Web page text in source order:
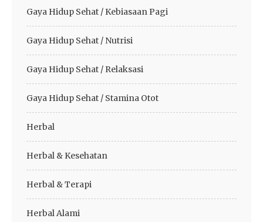
Gaya Hidup Sehat / Kebiasaan Pagi
Gaya Hidup Sehat / Nutrisi
Gaya Hidup Sehat / Relaksasi
Gaya Hidup Sehat / Stamina Otot
Herbal
Herbal & Kesehatan
Herbal & Terapi
Herbal Alami